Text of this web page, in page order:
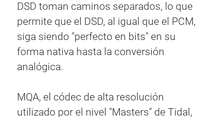
DSD toman caminos separados, lo que
permite que el DSD, al igual que el PCM,
siga siendo "perfecto en bits" en su
forma nativa hasta la conversión
analógica.
MQA, el códec de alta resolución
utilizado por el nivel "Masters" de Tidal,